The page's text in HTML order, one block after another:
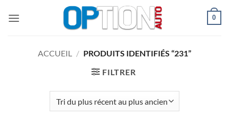
0
ACCUEIL / PRODUITS IDENTIFIÉS “231”
FILTRER